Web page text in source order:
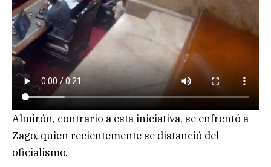
Almirón, contrario a esta iniciativa, se enfrentó a
Zago, quien recientemente se distanció del
oficialismo.